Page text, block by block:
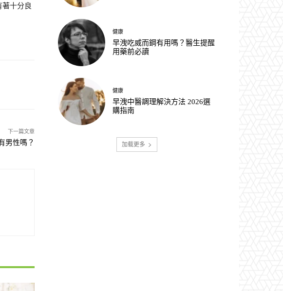
著十分良
下一篇文章
男性嗎？
健康
早洩吃威而鋼有用嗎？醫生提醒
用藥前必讀
健康
早洩中醫調理解決方法 2026選
購指南
加载更多